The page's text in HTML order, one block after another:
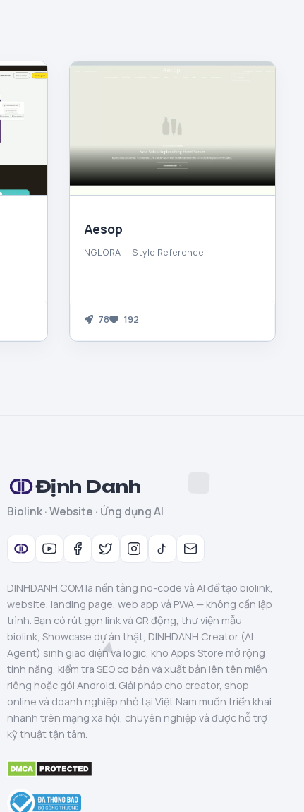
Aesop
NGLORA — Style Reference
78 192
Định Danh
Biolink · Website · Ứng dụng AI
DINHDANH.COM là nền tảng no-code và AI để tạo biolink,
website, landing page, web app và PWA — không cần lập
trình. Bạn có rút gọn link và QR động, thư viện mẫu
biolink, Showcase dự án thật, DINHDANH Creator (AI
Agent) sinh giao diện và logic, kho Apps Store mở rộng
tính năng, kiểm tra SEO cơ bản và xuất bản lên tên miền
riêng hoặc gói Android. Giải pháp cho creator, shop
online và doanh nghiệp nhỏ tại Việt Nam muốn triển khai
nhanh trên mạng xã hội, chuyên nghiệp và được hỗ trợ
kỹ thuật tận tâm.